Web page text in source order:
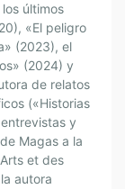
últimos
«El peligro
(2023), el
(2024) y
de relatos
(«Historias
y
Magas a la
et des
autora